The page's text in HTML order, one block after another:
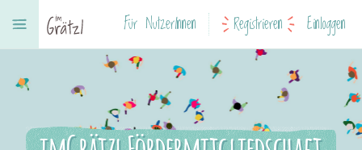
Für NutzerInnen Registrieren Einloggen